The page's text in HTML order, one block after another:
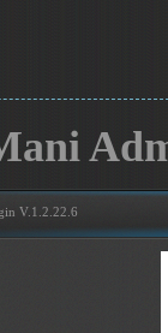
V.1.2.22.6